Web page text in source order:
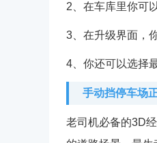
2、在车库里你可
3、在升级界面，
4、你还可以选择
手动挡停车场
老司机必备的3D